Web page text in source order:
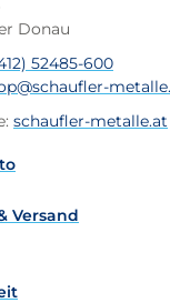
Donau
52485-600
: schaufler-metalle.at
Versand